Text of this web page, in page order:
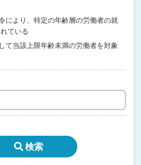
により、特定の年齢層の労働者の就
ている
て当該上限年齢未満の労働者を対象
検索